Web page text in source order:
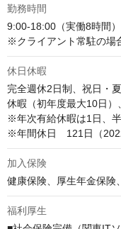
勤務時間
9:00-18:00（実働8時間）
※クライアント常駐の場
休日休暇
完全週休2日制、祝日・
休暇（初年度最大10日）
※年次有給休暇は1日、
※年間休日　121日（
加入保険
健康保険、厚生年金保険
福利厚生